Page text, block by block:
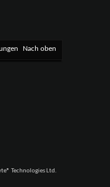
Nach oben
Technologies Ltd.